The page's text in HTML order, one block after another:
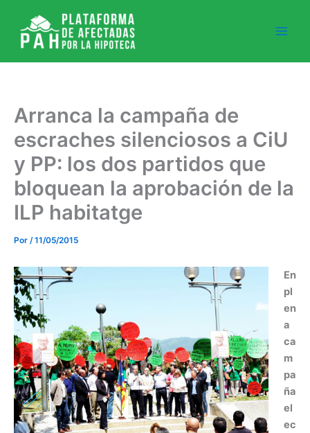
contenido
Arranca la campaña de
escraches silenciosos a CiU
y PP: los dos partidos que
bloquean la aprobación de la
ILP habitatge
Por /11/05/2015
En
pl
en
a
ca
m
pa
ña
el
ec